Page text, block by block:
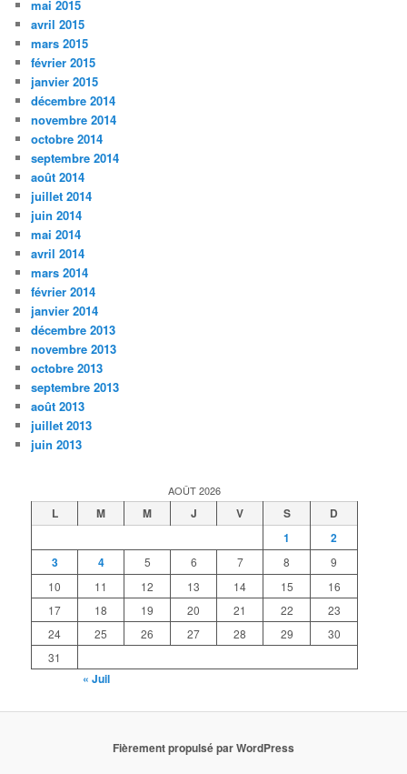
mai 2015
avril 2015
mars 2015
février 2015
janvier 2015
décembre 2014
novembre 2014
octobre 2014
septembre 2014
août 2014
juillet 2014
juin 2014
mai 2014
avril 2014
mars 2014
février 2014
janvier 2014
décembre 2013
novembre 2013
octobre 2013
septembre 2013
août 2013
juillet 2013
juin 2013
AOÛT 2026
L M M J V S
D
1
2
3
4 5 6 7 8
9
10
11 12 13 14 15
16
17
18 19 20 21 22
23
24
25 26 27 28 29
30
31
« Juil
Fièrement propulsé par WordPress